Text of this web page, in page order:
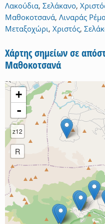
Λακούδια, Σελάκανο,
Μαθοκοτσανά, Λιναράς
Μεταξοχώρι, Χριστός,
Χάρτης σημείων σε
Μαθοκοτσανά
+
-
z12
R